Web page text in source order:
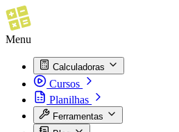
Menu
Calculadoras
Cursos
Planilhas
Ferramentas